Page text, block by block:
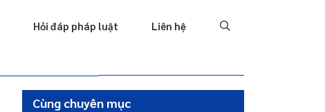
Hỏi đáp pháp luật Liên hệ Hôn nhân & Gia đình
Cùng chuyên mục